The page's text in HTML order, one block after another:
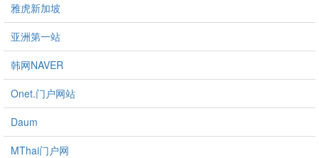
雅虎新加坡
亚洲第一站
韩网NAVER
Onet.门户网站
Daum
MThai门户网